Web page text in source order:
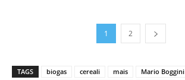
1 2
TAGS biogas cereali mais
Mario Boggini